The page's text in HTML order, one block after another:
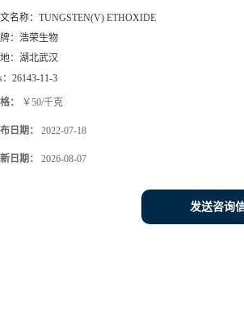
名称： TUNGSTEN(V) ETHOXIDE
： 浩荣生物
： 湖北武汉
26143-11-3
： ￥50/千克
日期： 2022-07-18
日期： 2026-08-07
发送咨询